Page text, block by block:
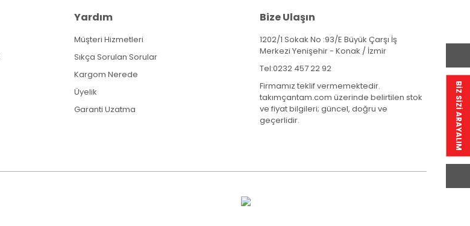
Yardım
Müşteri Hizmetleri
Sıkça Sorulan Sorular
Kargom Nerede
Üyelik
Garanti Uzatma
Bize Ulaşın
1202/1 Sokak No :93/E Büyük Çarşı İş
Merkezi Yenişehir - Konak / İzmir
Tel:0232 457 22 92
Firmamız teklif vermemektedir.
takımçantam.com üzerinde belirtilen stok
ve fiyat bilgileri; güncel, doğru ve
geçerlidir.
BİZ SİZİ ARAYALIM